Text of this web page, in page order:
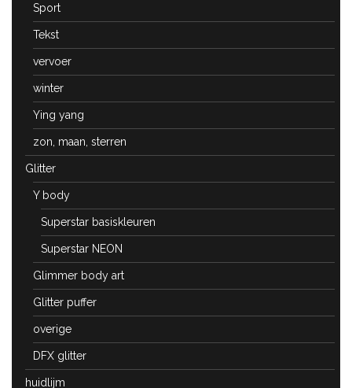
Sport
Tekst
vervoer
winter
Ying yang
zon, maan, sterren
Glitter
Y body
Superstar basiskleuren
Superstar NEON
Glimmer body art
Glitter puffer
overige
DFX glitter
huidlijm